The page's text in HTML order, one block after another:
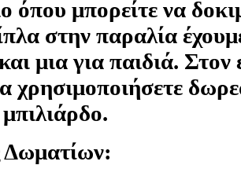
όπου μπορείτε να
στην παραλία
μια για παιδιά.
χρησιμοποιήσετε
Δωματίων: